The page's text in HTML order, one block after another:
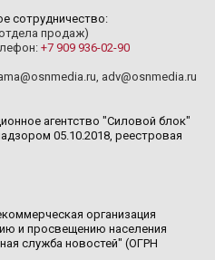
сотрудничество:
продаж)
+7 909 936-02-90
, adv@osnmedia.ru
агентство "Силовой блок"
05.10.2018, реестровая
организация
и просвещению населения
служба новостей" (ОГРН